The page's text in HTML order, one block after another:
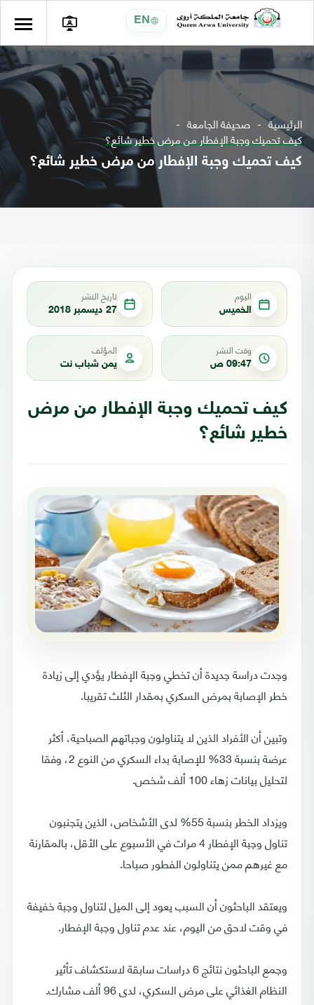
EN
الرئيسية صحيفة الجامعة
كيف تحميك وجبة الإفطار من مرض خطير شائع؟
كيف تحميك وجبة الإفطار من مرض خطير شائع؟
اليوم
الخميس
تاريخ النشر
27 ديسمبر 2018
وقت النشر
09:47 ص
المؤلف
يمن شباب نت
كيف تحميك وجبة الإفطار من مرض
خطير شائع؟
وجدت دراسة جديدة أن تخطي وجبة الإفطار يؤدي إلى زيادة
خطر الإصابة بمرض السكري بمقدار الثلث تقريبا.
وتبين أن الأفراد الذين لا يتناولون وجباتهم الصباحية، أكثر
عرضة بنسبة 33% للإصابة بداء السكري من النوع 2، وفقا
لتحليل بيانات زهاء 100 ألف شخص.
ويزداد الخطر بنسبة 55% لدى الأشخاص، الذين يتجنبون
تناول وجبة الإفطار 4 مرات في الأسبوع على الأقل، بالمقارنة
مع غيرهم ممن يتناولون الفطور صباحا.
ويعتقد الباحثون أن السبب يعود إلى الميل لتناول وجبة خفيفة
في وقت لاحق من اليوم، عند عدم تناول وجبة الإفطار.
وجمع الباحثون نتائج 6 دراسات سابقة لاستكشاف تأثير
النظام الغذائي على مرض السكري، لدى 96 ألف مشارك.